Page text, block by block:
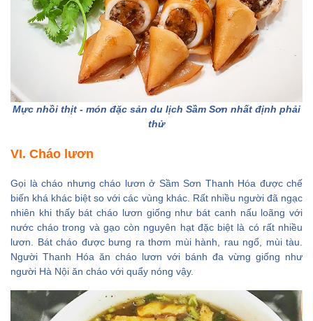
Mực nhồi thịt - món đặc sản du lịch Sầm Sơn nhất định phải
thử
VI. Cháo lươn
Gọi là cháo nhưng cháo lươn ở Sầm Sơn Thanh Hóa được chế
biến khá khác biệt so với các vùng khác. Rất nhiều người đã ngạc
nhiên khi thấy bát cháo lươn giống như bát canh nấu loãng với
nước cháo trong và gạo còn nguyên hạt đặc biệt là có rất nhiều
lươn. Bát cháo được bưng ra thơm mùi hành, rau ngổ, mùi tàu.
Người Thanh Hóa ăn cháo lươn với bánh đa vừng giống như
người Hà Nội ăn cháo với quẩy nóng vậy.